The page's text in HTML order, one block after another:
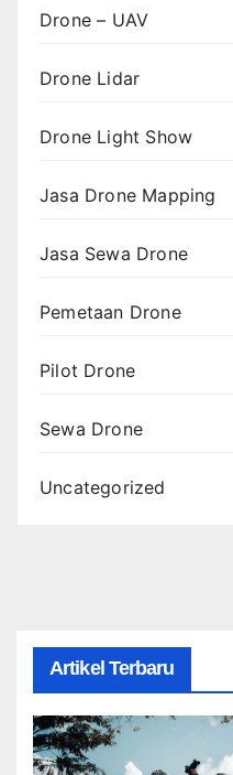
Drone – UAV
Drone Lidar
Drone Light Show
Jasa Drone Mapping
Jasa Sewa Drone
Pemetaan Drone
Pilot Drone
Sewa Drone
Uncategorized
Artikel Terbaru